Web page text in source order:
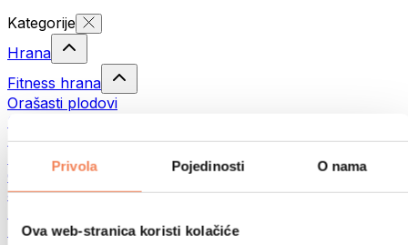
Privola Pojedinosti O nama
Ova web-stranica koristi kolačiće
Kategorije
Hrana
Fitness hrana
Orašasti plodovi
Sjemenke
Namazi i paste
Gotovi obroci
Jaja
Meso